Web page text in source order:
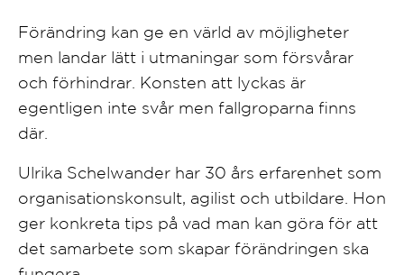
Förändring kan ge en värld av möjligheter
men landar lätt i utmaningar som försvårar
och förhindrar. Konsten att lyckas är
egentligen inte svår men fallgroparna finns
där.
Ulrika Schelwander har 30 års erfarenhet som
organisationskonsult, agilist och utbildare. Hon
ger konkreta tips på vad man kan göra för att
det samarbete som skapar förändringen ska